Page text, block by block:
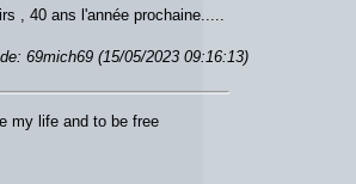
, 40 ans l'année prochaine.....
69mich69 (15/05/2023 09:16:13)
my life and to be free